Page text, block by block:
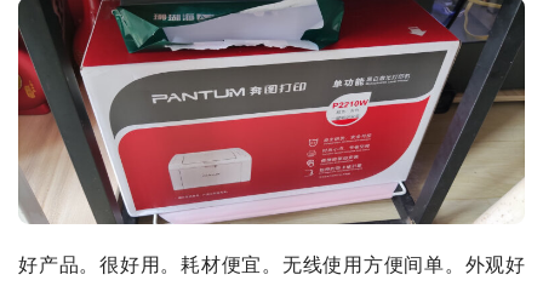
好产品。很好用。耗材便宜。无线使用方便间单。外观好